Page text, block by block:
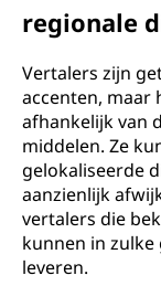
regionale
Vertalers zijn
accenten, maar
afhankelijk van
middelen. Ze
gelokaliseerde
aanzienlijk
vertalers die
kunnen in
leveren.